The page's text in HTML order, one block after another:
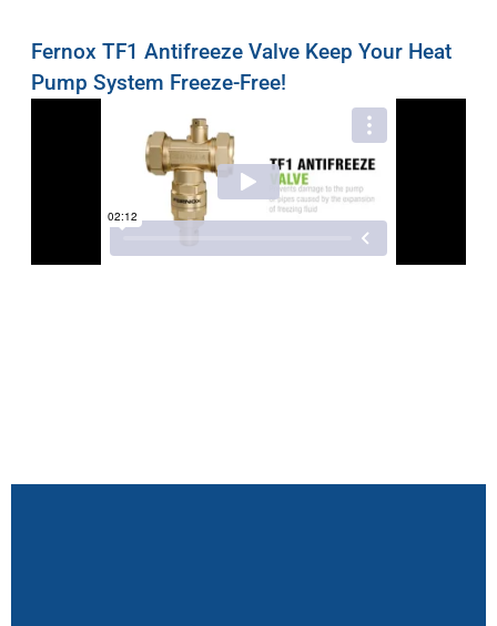
Fernox TF1 Antifreeze Valve Keep Your Heat
Pump System Freeze-Free!